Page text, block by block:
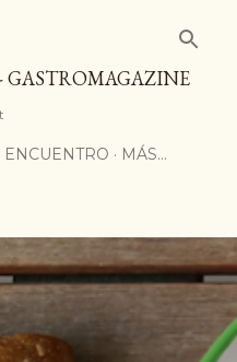
GASTROMAGAZINE
ENCUENTRO MÁS…